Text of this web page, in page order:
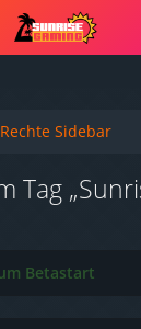
Tag
Betastart